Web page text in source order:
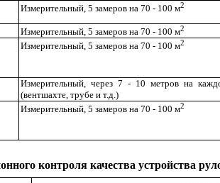
Измерительный, 5 замеров на 70 - 100 м2
Измерительный, 5 замеров на 70 - 100 м2
Измерительный, 5 замеров на 70 - 100 м2
Измерительный, через 7 - 10 метров на
(вентшахте, трубе и т.д.)
Измерительный, 5 замеров на 70 - 100 м2
контроля качества устройства